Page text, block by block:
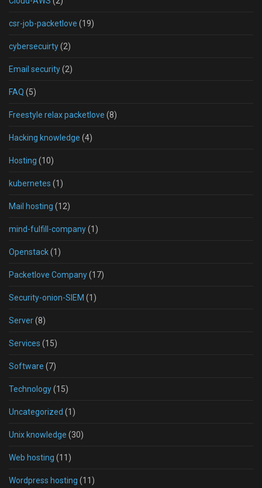
csr-job-packetlove (19)
cybersecuirty(2)
Email security(2)
FAQ (5)
Freestyle relax packetlove (8)
Hacking knowledge (4)
Hosting (10)
kubernetes (1)
Mail hosting (12)
mind-fulfill-company(1)
Openstack(1)
Packetlove Company(17)
Security-onion-SIEM (1)
Server(8)
Services (15)
Software (7)
Technology(15)
Uncategorized (1)
Unix knowledge (30)
Web hosting (11)
Wordpress hosting (11)